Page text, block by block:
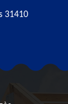
31410